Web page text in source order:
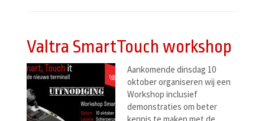
Valtra SmartTouch workshop
Aankomende dinsdag 10
oktober organiseren wij een
Workshop inclusief
demonstraties om beter